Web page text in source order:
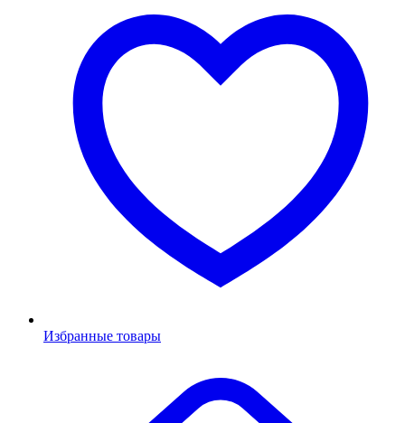
Избранные товары